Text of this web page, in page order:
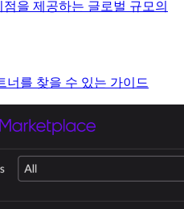
을 제공하는 글로벌 규모의
너를 찾을 수 있는 가이드